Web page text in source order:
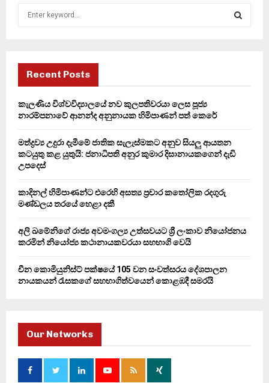
f
r
H
Recent Posts
කැලණිය විශ්වවිද්‍යාලයේ නව කුලපතිවරයා ලෙස පූජ්‍ය
නාරම්පනාවේ ආනන්ද අනුනායක හිමිපාණන් පත් කෙරේ
මත්ද්‍රව්‍ය උදුරා දැමීමේ ජාතික සැලැස්මකට අනුව සියලු ආයතන
කටයුතු කළ යුතුයි: ජනාධිපති අනුර කුමාර දිසානායකගෙන් දැඩි
උපදෙස්
කාදිනල් හිමිපාණන්ට එරෙහි අසත්‍ය ප්‍රචාර කතෝලික රදගුරු
මණ්ඩලය තරයේ හෙළා දකී
අලි ඛමේනිගේ රාජ්‍ය අවමංගල්‍ය උත්සවයට ශ්‍රී ලංකාව නියෝජනය
කරමින් නියෝජ්‍ය කථානායකවරයා සහභාගි වෙයි
චීන කොමියුනිස්ට් පක්ෂයේ 105 වන සංවත්සරය දේශපාලන
නායකයන් රැසකගේ සහභාගිත්වයෙන් කොළඹදී සමරයි
Our Networks